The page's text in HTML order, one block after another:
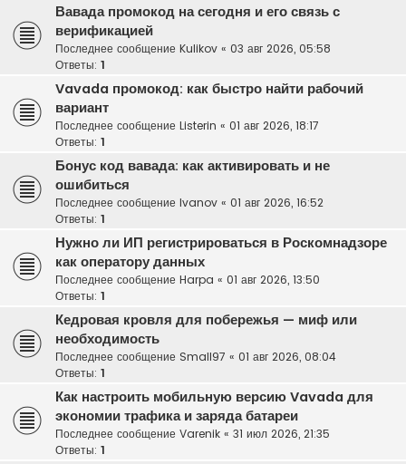
Вавада промокод на сегодня и его связь с
верификацией
Последнее сообщение Kulikov « 03 авг 2026, 05:58
Ответы: 1
Vavada промокод: как быстро найти рабочий
вариант
Последнее сообщение Listerin « 01 авг 2026, 18:17
Ответы: 1
Бонус код вавада: как активировать и не
ошибиться
Последнее сообщение Ivanov « 01 авг 2026, 16:52
Ответы: 1
Нужно ли ИП регистрироваться в Роскомнадзоре
как оператору данных
Последнее сообщение Harpa « 01 авг 2026, 13:50
Ответы: 1
Кедровая кровля для побережья — миф или
необходимость
Последнее сообщение Small97 « 01 авг 2026, 08:04
Ответы: 1
Как настроить мобильную версию Vavada для
экономии трафика и заряда батареи
Последнее сообщение Varenik « 31 июл 2026, 21:35
Ответы: 1